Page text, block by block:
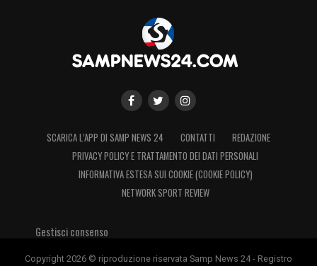
SCARICA L’APP DI SAMP NEWS 24 CONTATTI
REDAZIONE
PRIVACY POLICY E TRATTAMENTO DEI DATI PERSONALI
INFORMATIVA ESTESA SUI COOKIE (COOKIE POLICY)
NETWORK SPORT REVIEW
Gestisci consenso
Copyright 2026 © riproduzione riservata Samp News 24 - Registro